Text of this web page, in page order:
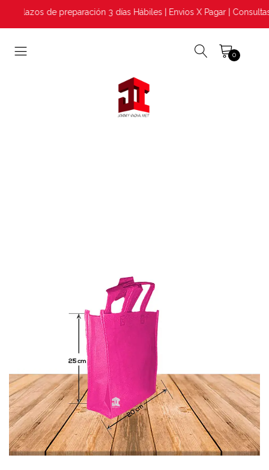
Plazos de preparación 3 días Hábiles | Envios X Pagar | Consultas
0